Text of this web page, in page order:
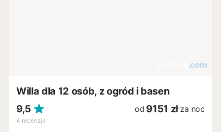
Willa dla 12 osób, z ogród i basen
9,5
4 recenzje
od 9151 zł za noc